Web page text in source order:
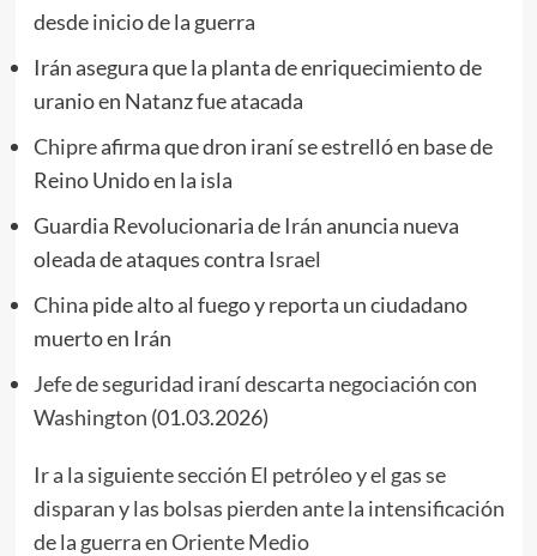
desde inicio de la guerra
Irán asegura que la planta de enriquecimiento de
uranio en Natanz fue atacada
Chipreafirma que dron iraní se estrelló en base de
Reino Unido en la isla
Guardia Revolucionaria de Iránanuncia nueva
oleada de ataques contra Israel
China pide alto al fuego y reporta un ciudadano
muerto en Irán
Jefe de seguridad iraní descarta negociación con
Washington (01.03.2026)
Ir a la siguiente sección El petróleo y el gas se
disparan y las bolsas pierden ante la intensificación
de la guerra en Oriente Medio